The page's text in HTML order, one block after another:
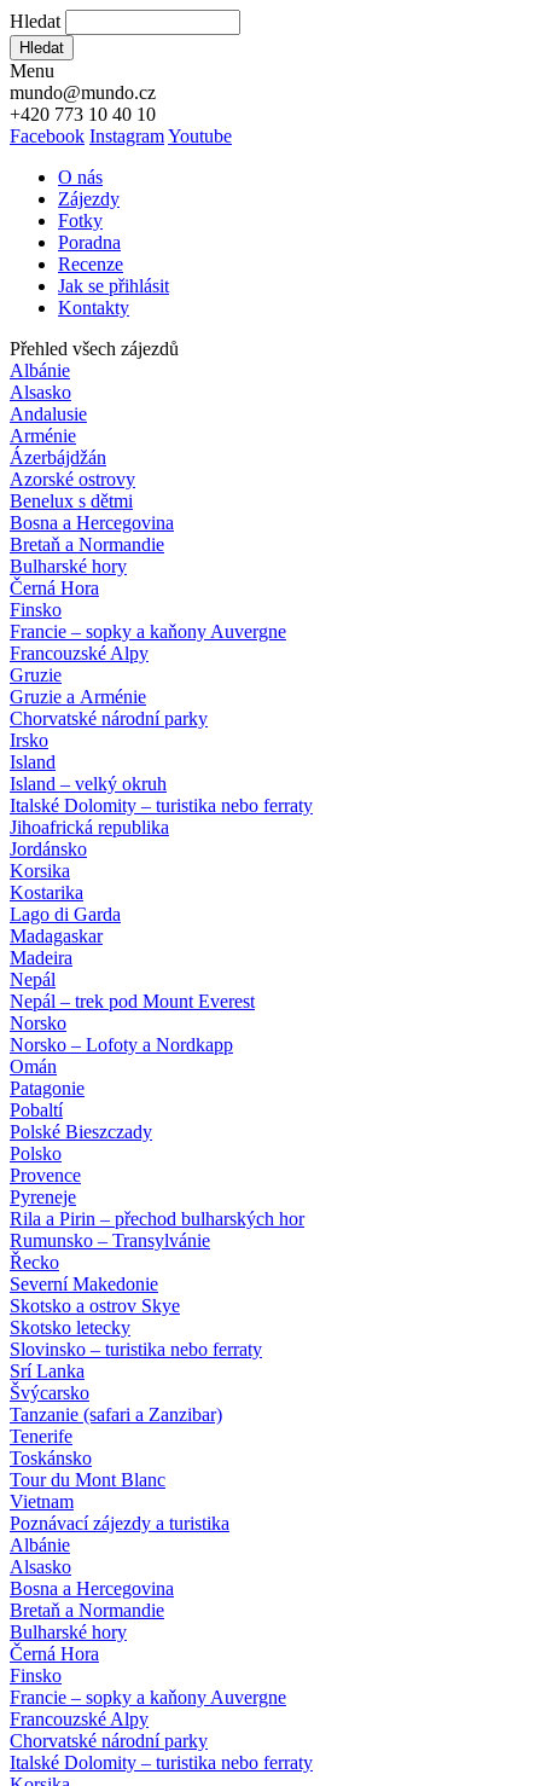
Hledat
Hledat
Menu
mundo@mundo.cz
+420 773 10 40 10
Facebook InstagramYoutube
O nás
Zájezdy
Fotky
Poradna
Recenze
Jak se přihlásit
Kontakty
Přehled všech zájezdů
Albánie
Alsasko
Andalusie
Arménie
Ázerbájdžán
Azorské ostrovy
Benelux s dětmi
Bosna a Hercegovina
Bretaň a Normandie
Bulharské hory
Černá Hora
Finsko
Francie – sopky a kaňony Auvergne
Francouzské Alpy
Gruzie
Gruzie a Arménie
Chorvatské národní parky
Irsko
Island
Island – velký okruh
Italské Dolomity – turistika nebo ferraty
Jihoafrická republika
Jordánsko
Korsika
Kostarika
Lago di Garda
Madagaskar
Madeira
Nepál
Nepál – trek pod Mount Everest
Norsko
Norsko – Lofoty a Nordkapp
Omán
Patagonie
Pobaltí
Polské Bieszczady
Polsko
Provence
Pyreneje
Rila a Pirin – přechod bulharských hor
Rumunsko – Transylvánie
Řecko
Severní Makedonie
Skotsko a ostrov Skye
Skotsko letecky
Slovinsko – turistika nebo ferraty
Srí Lanka
Švýcarsko
Tanzanie (safari a Zanzibar)
Tenerife
Toskánsko
Tour du Mont Blanc
Vietnam
Poznávací zájezdy a turistika
Albánie
Alsasko
Bosna a Hercegovina
Bretaň a Normandie
Bulharské hory
Černá Hora
Finsko
Francie – sopky a kaňony Auvergne
Francouzské Alpy
Chorvatské národní parky
Italské Dolomity – turistika nebo ferraty